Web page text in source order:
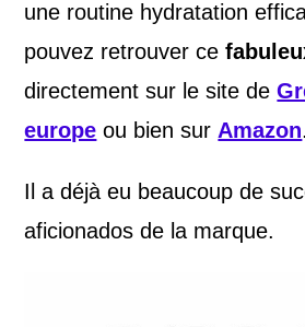
une routine hydratation
pouvez retrouver ce
directement sur le site de
europe ou bien sur Amazon.
Il a déjà eu beaucoup de
aficionados de la marque.